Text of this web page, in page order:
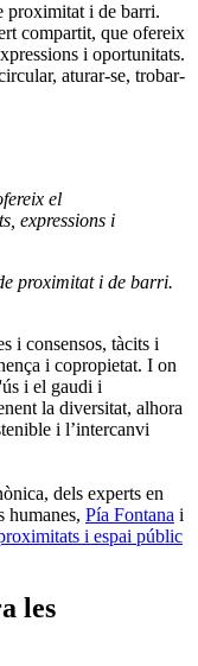
proximitat i de barri.
compartit, que ofereix
i oportunitats.
aturar-se, trobar-
el
expressions i
proximitat i de barri.
i consensos, tàcits i
i copropietat. I on
i el gaudi i
la diversitat, alhora
i l’intercanvi
dels experts en
humanes, Pía Fontana i
i espai públic
les